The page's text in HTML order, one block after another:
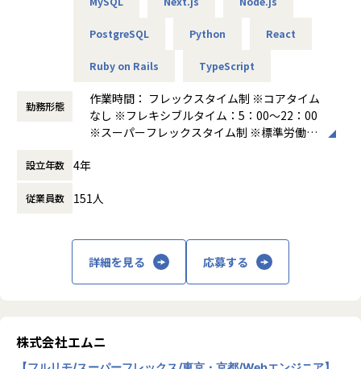
治体の皆さんと一緒にサービスを育てている感じがする。
・意見や要望を聞く機会が多く、サービスを改善し、顧客満
足度を高めることにやりがいを感じる。
・「作ってみて評価される」ではなく「要望があって創る」
だから喜ばれる。
・リリース後すぐにユーザのリアクションを確認することが
・多くの自治体にサービス提供できているので、地域や社会
・事業やサービスが拡大していく過程が体験できる。
・ベンチャー的なスピード感を持った仕事ができる。
いて自分の意見も言えること。
・得意分野や関わりたい業務には積極的にアサインしてくれ
- フロントエンド・バックエンド・インフラを横断した技術
- LLM/RAG/画像認識/音声認識/AIエージェントとWebアプリ
- 要件定義・仕様策定における技術的な論点整理
- 非機能要件、セキュリティ、パフォーマンス、運用性を踏
まえた設計
- PM、AIエンジニア、Bizメンバーとの技術的な合意形成
- プロジェクトの開発推進、技術的な課題解決、意思決定
- コードレビュー、設計レビュー、技術的意思決定
- ジュニア〜シニアメンバーへの技術支援・育成
- 開発プロセス、開発基盤、技術標準の整備
- 技術負債の可視化と解消方針の策定
計・開発
- 図面・帳票・PDF・マニュアル等を扱うWebアプリケーシ
る設計・実装・改善を自走して推進いただくことを期待して
フロントエンド、バックエンド、API、データベース、クラ
ウド環境などを横断しながら、AI機能をユーザーにとって使
いやすく、安定して運用できる形に落とし込んでいただきま
AIエンジニアが開発したモデルやLLM/RAG機能を、現場で使
に重要なポジションです。
術調査、品質改善なども担っていただきます。将来的にはリ
ードWebエンジニアやテックリードとして、より大きな技術
責任を担うことも可能です。
PostgreSQL Python React
Ruby on Rails TypeScript
勤務形態
作業時間： フレックスタイム制 ※コアタイム
なし ※フレキシブルタイム：5：00～22：00
※スーパーフレックスタイム制 ※標準労働時
前後
時間外労働の有無： 有（月平均20時間～30
設立年数 4年
従業員数 151人
詳細を見る 応募する
株式会社エムニ